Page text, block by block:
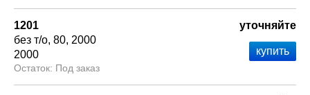
1201
без т/о 80 2000
2000
Под заказ
уточняйте